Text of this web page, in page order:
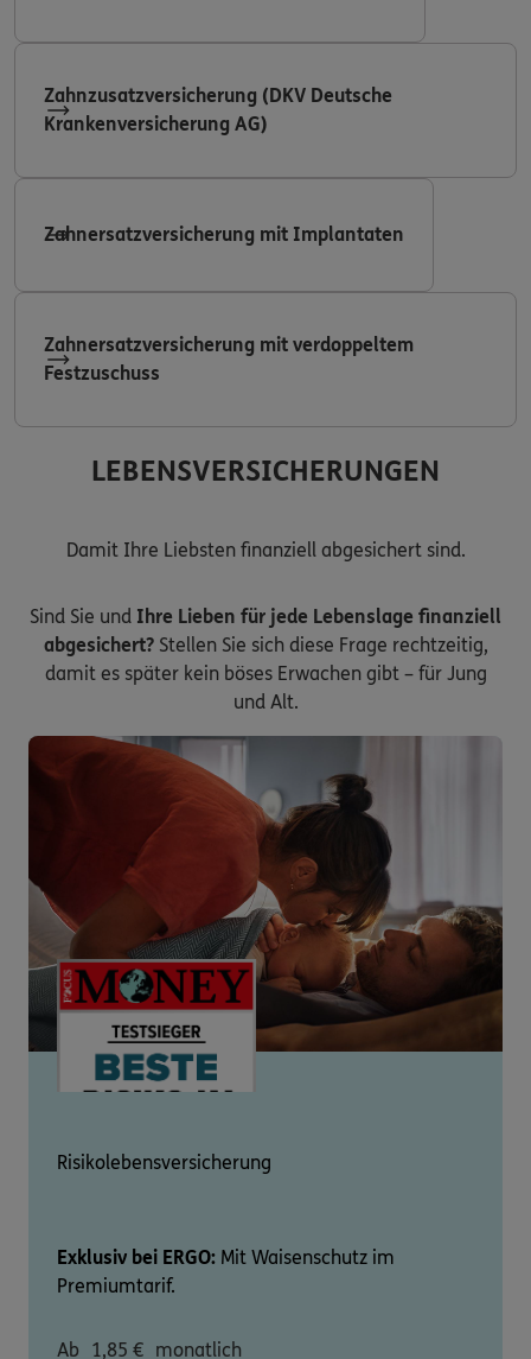
Zahnzusatzversicherung (DKV Deutsche
Krankenversicherung AG)
Zahnersatzversicherung mit Implantaten
Zahnersatzversicherung mit verdoppeltem
Festzuschuss
LEBENSVERSICHERUNGEN
Damit Ihre Liebsten finanziell abgesichert sind.
Sind Sie und Ihre Lieben für jede Lebenslage finanziell
abgesichert?Stellen Sie sich diese Frage rechtzeitig,
damit es später kein böses Erwachen gibt – für Jung
und Alt.
Risikolebensversicherung
Exklusiv bei ERGO: Mit Waisenschutz im
Premiumtarif.
Ab 1,85 € monatlich